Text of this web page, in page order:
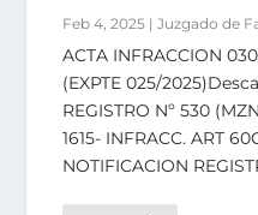
Feb 4, 2025 |Juzgado de
ACTA INFRACCION
(EXPTE 025/
REGISTRO Nº 530
1615- INFRACC. ART
NOTIFICACION